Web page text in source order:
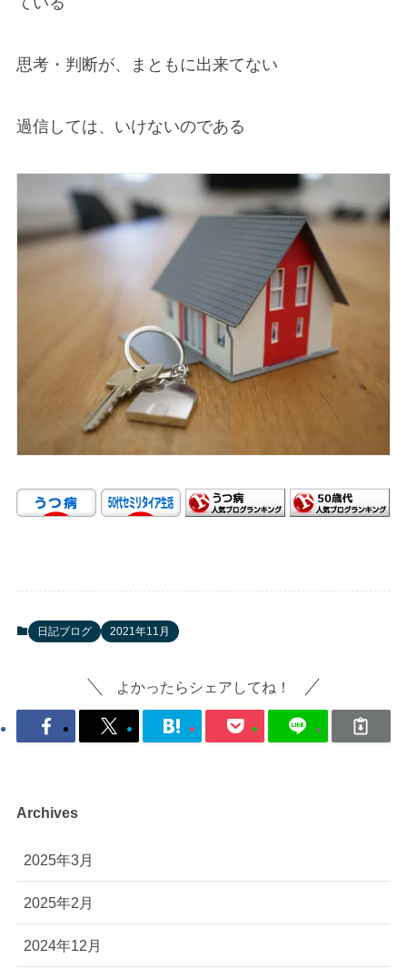
思考・判断が、まともに出来てない
過信しては、いけないのである
日記ブログ 2021年11月
よかったらシェアしてね！
Archives
2025年3月
2025年2月
2024年12月